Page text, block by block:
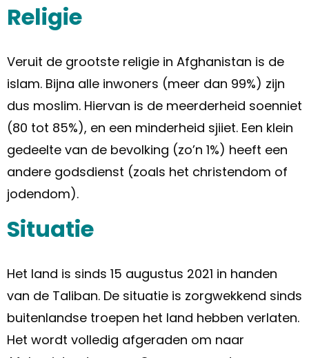
Religie
Veruit de grootste religie in Afghanistan is de
islam. Bijna alle inwoners (meer dan 99%) zijn
dus moslim. Hiervan is de meerderheid soenniet
(80 tot 85%), en een minderheid sjiiet. Een klein
gedeelte van de bevolking (zo’n 1%) heeft een
andere godsdienst (zoals het christendom of
jodendom).
Situatie
Het land is sinds 15 augustus 2021 in handen
van de Taliban. De situatie is zorgwekkend sinds
buitenlandse troepen het land hebben verlaten.
Het wordt volledig afgeraden om naar